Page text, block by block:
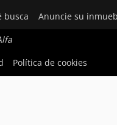
busca Anuncie su
Política de cookies